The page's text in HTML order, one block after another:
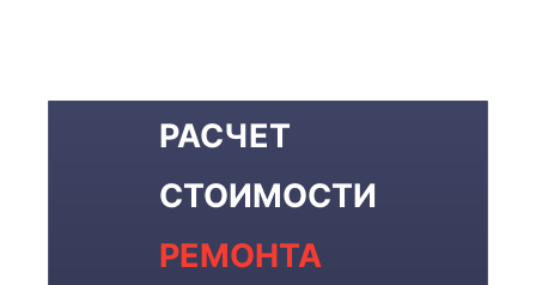
РАСЧЕТ
СТОИМОСТИ
РЕМОНТА